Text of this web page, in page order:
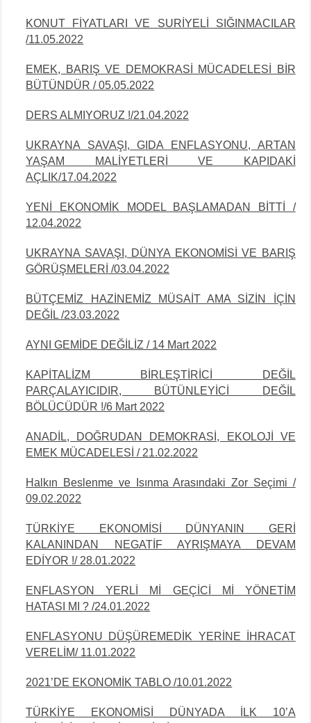
KONUT FİYATLARI VE SURİYELİ SIĞINMACILAR
/11.05.2022
EMEK, BARIŞ VE DEMOKRASİ MÜCADELESİ BİR
BÜTÜNDÜR / 05.05.2022
DERS ALMIYORUZ !/21.04.2022
UKRAYNA SAVAŞI, GIDA ENFLASYONU, ARTAN
YAŞAM MALİYETLERİ VE KAPIDAKİ
AÇLIK/17.04.2022
YENİ EKONOMİK MODEL BAŞLAMADAN BİTTİ /
12.04.2022
UKRAYNA SAVAŞI, DÜNYA EKONOMİSİ VE BARIŞ
GÖRÜŞMELERİ /03.04.2022
BÜTÇEMİZ HAZİNEMİZ MÜSAİT AMA SİZİN İÇİN
DEĞİL /23.03.2022
AYNI GEMİDE DEĞİLİZ / 14 Mart 2022
KAPİTALİZM BİRLEŞTİRİCİ DEĞİL
PARÇALAYICIDIR, BÜTÜNLEYİCİ DEĞİL
BÖLÜCÜDÜR !/6 Mart 2022
ANADİL, DOĞRUDAN DEMOKRASİ, EKOLOJİ VE
EMEK MÜCADELESİ / 21.02.2022
Halkın Beslenme ve Isınma Arasındaki Zor Seçimi /
09.02.2022
TÜRKİYE EKONOMİSİ DÜNYANIN GERİ
KALANINDAN NEGATİF AYRIŞMAYA DEVAM
EDİYOR !/ 28.01.2022
ENFLASYON YERLİ Mİ GEÇİCİ Mİ YÖNETİM
HATASI MI ? /24.01.2022
ENFLASYONU DÜŞÜREMEDİK YERİNE İHRACAT
VERELİM/ 11.01.2022
2021’DE EKONOMİK TABLO /10.01.2022
TÜRKİYE EKONOMİSİ DÜNYADA İLK 10’A